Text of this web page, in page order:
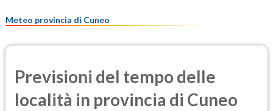
Meteo provincia di Cuneo
Previsioni del tempo delle
località in provincia di Cuneo